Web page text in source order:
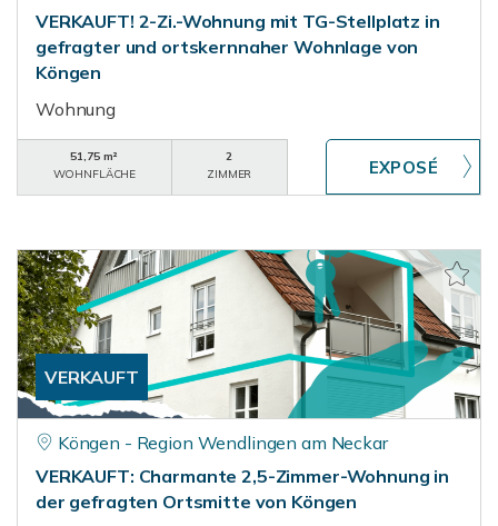
VERKAUFT! 2-Zi.-Wohnung mit TG-Stellplatz in
gefragter und ortskernnaher Wohnlage von
Köngen
Wohnung
51,75 m²
WOHNFLÄCHE
2
ZIMMER
VERKAUFT
Köngen - Region Wendlingen am Neckar
VERKAUFT: Charmante 2,5-Zimmer-Wohnung in
der gefragten Ortsmitte von Köngen